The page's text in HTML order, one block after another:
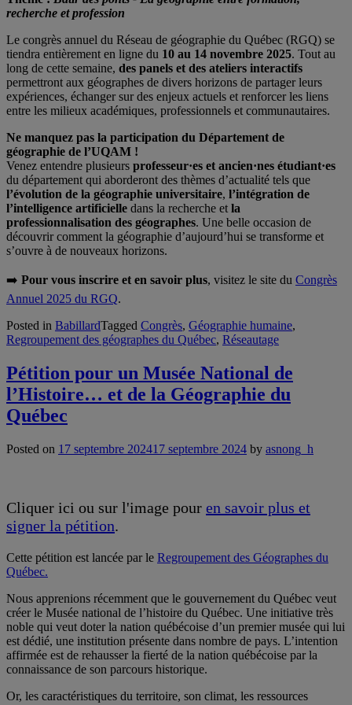
recherche et profession
Le congrès annuel du Réseau de géographie du Québec (RGQ) se
tiendra entièrement en ligne du 10 au 14 novembre 2025. Tout au
long de cette semaine, des panels et des ateliers interactifs
permettront aux géographes de divers horizons de partager leurs
expériences, échanger sur des enjeux actuels et renforcer les liens
entre les milieux académiques, professionnels et communautaires.
Ne manquez pas la participation du Département de
géographie de l’UQAM !
Venez entendre plusieurs professeur·es et ancien·nes étudiant·es
du département qui aborderont des thèmes d’actualité tels que
l’évolution de la géographie universitaire, l’intégration de
l’intelligence artificielle dans la recherche et la
professionnalisation des géographes. Une belle occasion de
découvrir comment la géographie d’aujourd’hui se transforme et
s’ouvre à de nouveaux horizons.
➡️ Pour vous inscrire et en savoir plus, visitez le site du Congrès
Annuel 2025 du RGQ.
Posted in BabillardTagged Congrès, Géographie humaine,
Regroupement des géographes du Québec, Réseautage
Pétition pour un Musée National de
l’Histoire… et de la Géographie du
Québec
Posted on 17 septembre 202417 septembre 2024 by asnong_h
Cliquer ici ou sur l'image pour en savoir plus et
signer la pétition.
Cette pétition est lancée par le Regroupement des Géographes du
Québec.
Nous apprenions récemment que le gouvernement du Québec veut
créer le Musée national de l’histoire du Québec. Une initiative très
noble qui veut doter la nation québécoise d’un premier musée qui lui
est dédié, une institution présente dans nombre de pays. L’intention
affirmée est de rehausser la fierté de la nation québécoise par la
connaissance de son parcours historique.
Or, les caractéristiques du territoire, son climat, les ressources